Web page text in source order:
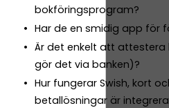
bokföringsprogram?
Har de en smidig app för
Är det enkelt att
gör det via banken)?
Hur fungerar Swish, kort
betallösningar är